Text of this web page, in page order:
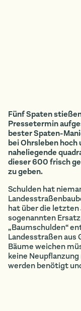
Fünf Spaten
Pressetermin
bester Spaten-
bei Ohrsleben
naheliegende
dieser 600 frisch
zu geben.
Schulden hat
hat über die letzten
sogenannten
„Baumschulden“
Landesstraßen aus
Bäume weichen
keine
werden benötigt